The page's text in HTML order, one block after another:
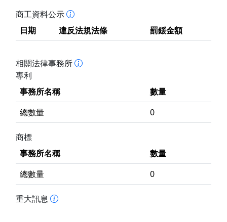
商工資料公示
日期
違反法規法條 罰鍰金額
相關法律事務所
專利
事務所名稱
數量
總數量
0
商標
事務所名稱
數量
總數量
0
重大訊息